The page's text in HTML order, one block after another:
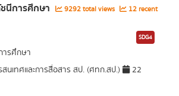
นีการศึกษา 9292 total views
12 recent
SDG4
ารศึกษา
สนเทศและการสื่อสาร สป. (ศทก.สป.)
22